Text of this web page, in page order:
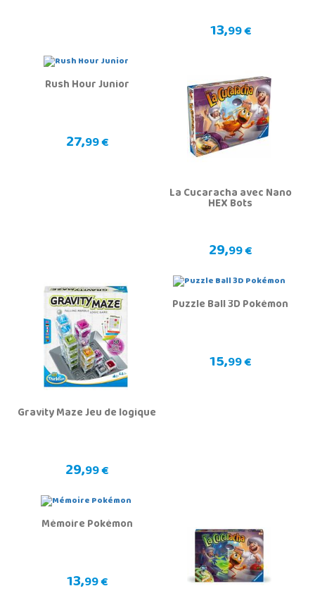
13,99 €
Rush Hour Junior
27,99 €
La Cucaracha avec Nano
HEX Bots
29,99 €
Gravity Maze Jeu de logique
29,99 €
Puzzle Ball 3D Pokémon
15,99 €
Mémoire Pokémon
13,99 €